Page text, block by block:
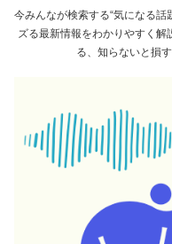
今みんなが検索する“気になる
ズる最新情報をわかりやすく
る、知らないと損